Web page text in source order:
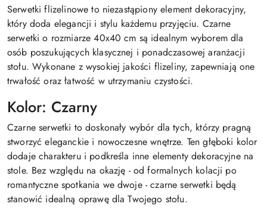
Serwetki flizelinowe to niezastąpiony element dekoracyjny,
który doda elegancji i stylu każdemu przyjęciu. Czarne
serwetki o rozmiarze 40x40 cm są idealnym wyborem dla
osób poszukujących klasycznej i ponadczasowej aranżacji
stołu. Wykonane z wysokiej jakości flizeliny, zapewniają one
trwałość oraz łatwość w utrzymaniu czystości.
Kolor: Czarny
Czarne serwetki to doskonały wybór dla tych, którzy pragną
stworzyć eleganckie i nowoczesne wnętrze. Ten głęboki kolor
dodaje charakteru i podkreśla inne elementy dekoracyjne na
stole. Bez względu na okazję - od formalnych kolacji po
romantyczne spotkania we dwoje - czarne serwetki będą
stanowić idealną oprawę dla Twojego stołu.